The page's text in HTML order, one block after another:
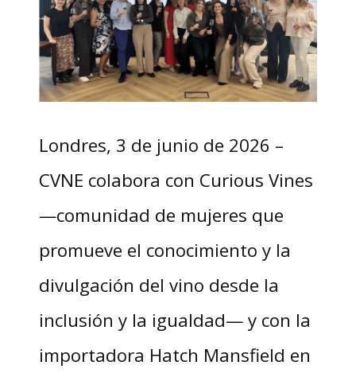
Londres, 3 de junio de 2026 –
CVNE colabora con Curious Vines
—comunidad de mujeres que
promueve el conocimiento y la
divulgación del vino desde la
inclusión y la igualdad— y con la
importadora Hatch Mansfield en